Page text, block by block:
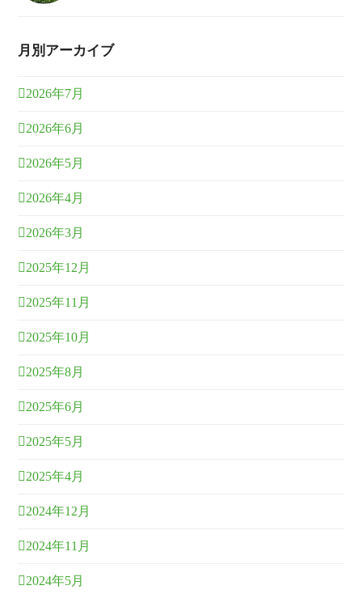
月別アーカイブ
2026年7月
2026年6月
2026年5月
2026年4月
2026年3月
2025年12月
2025年11月
2025年10月
2025年8月
2025年6月
2025年5月
2025年4月
2024年12月
2024年11月
2024年5月